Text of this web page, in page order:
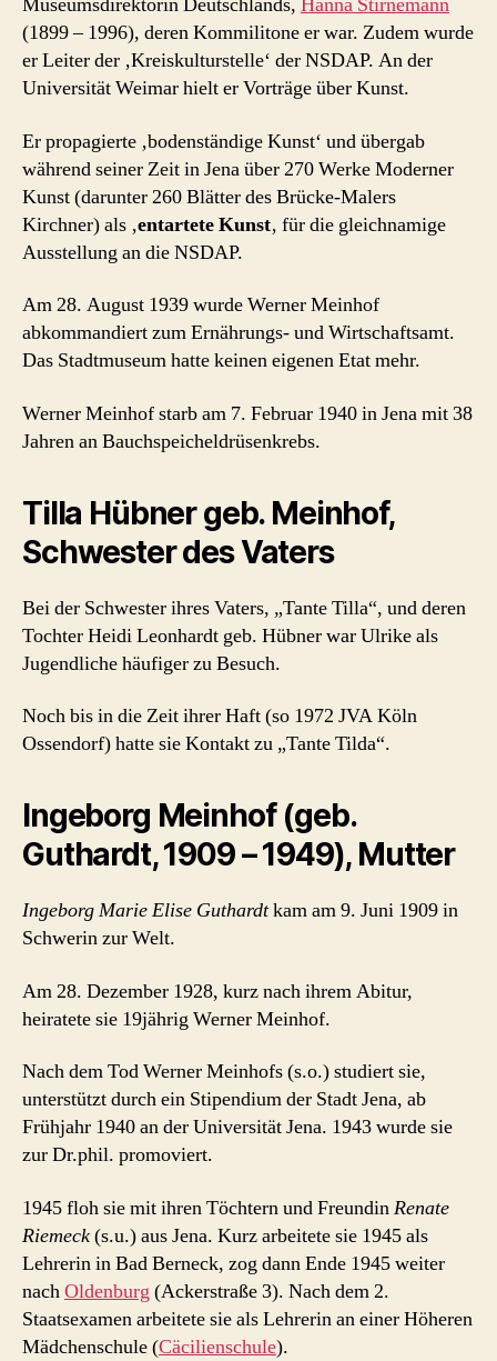
(1899 – 1996), deren Kommilitone er war. Zudem wurde
er Leiter der ‚Kreiskulturstelle‘ der NSDAP. An der
Universität Weimar hielt er Vorträge über Kunst.
Er propagierte ‚bodenständige Kunst‘ und übergab
während seiner Zeit in Jena über 270 Werke Moderner
Kunst (darunter 260 Blätter des Brücke-Malers
Kirchner) als ‚entarteteKunst‚ für die gleichnamige
Ausstellung an die NSDAP.
Am 28. August 1939 wurde Werner Meinhof
abkommandiert zum Ernährungs- und Wirtschaftsamt.
Das Stadtmuseum hatte keinen eigenen Etat mehr.
Werner Meinhof starb am 7. Februar 1940 in Jena mit 38
Jahren an Bauchspeicheldrüsenkrebs.
Tilla Hübner geb. Meinhof,
Schwester des Vaters
Bei der Schwester ihres Vaters, „Tante Tilla“, und deren
Tochter Heidi Leonhardt geb. Hübner war Ulrike als
Jugendliche häufiger zu Besuch.
Noch bis in die Zeit ihrer Haft (so 1972 JVA Köln
Ossendorf) hatte sie Kontakt zu „Tante Tilda“.
Ingeborg Meinhof (geb.
Guthardt, 1909 – 1949), Mutter
Ingeborg Marie Elise Guthardtkam am 9. Juni 1909 in
Schwerin zur Welt.
Am 28. Dezember 1928, kurz nach ihrem Abitur,
heiratete sie 19jährig Werner Meinhof.
Nach dem Tod Werner Meinhofs (s.o.) studiert sie,
unterstützt durch ein Stipendium der Stadt Jena, ab
Frühjahr 1940 an der Universität Jena. 1943 wurde sie
zur Dr.phil. promoviert.
1945 floh sie mit ihren Töchtern und FreundinRenate
Riemeck(s.u.) aus Jena. Kurz arbeitete sie 1945 als
Lehrerin in Bad Berneck, zog dann Ende 1945 weiter
nachOldenburg (Ackerstraße 3). Nach dem 2.
Staatsexamen arbeitete sie als Lehrerin an einer Höheren
Mädchenschule (Cäcilienschule).